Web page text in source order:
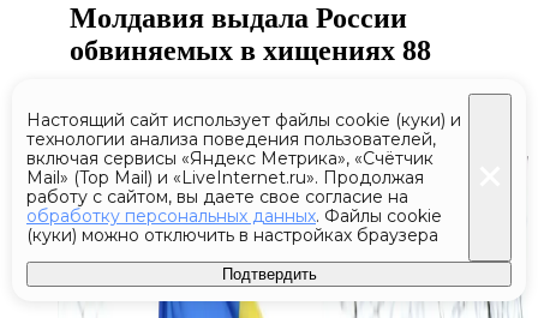
Молдавия выдала России
обвиняемых в хищениях 88
инвесторов
Настоящий сайт использует файлы cookie (куки) и
технологии анализа поведения пользователей,
включая сервисы «Яндекс Метрика», «Счётчик
Mail» (Top Mail) и «LiveInternet.ru». Продолжая
работу с сайтом, вы даете свое согласие на
обработку персональных данных. Файлы cookie
(куки) можно отключить в настройках браузера
Подтвердить